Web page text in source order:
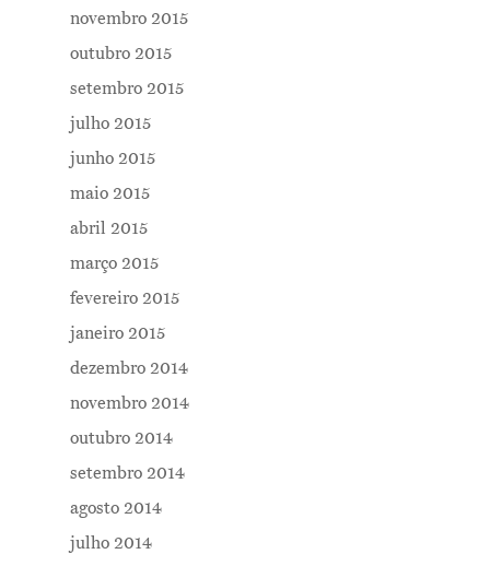
novembro 2015
outubro 2015
setembro 2015
julho 2015
junho 2015
maio 2015
abril 2015
março 2015
fevereiro 2015
janeiro 2015
dezembro 2014
novembro 2014
outubro 2014
setembro 2014
agosto 2014
julho 2014